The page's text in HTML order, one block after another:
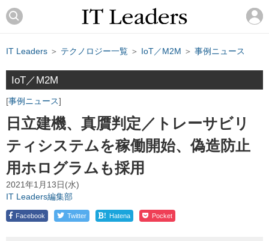
IT Leaders ＞ テクノロジー一覧 ＞ IoT／M2M ＞ 事例ニュース
IoT／M2M
事例ニュース
日立建機、真贋判定／トレーサビリ
ティシステムを稼働開始、偽造防止
用ホログラムも採用
2021年1月13日(水)
IT Leaders編集部
Facebook Twitter ! Hatena Pocket